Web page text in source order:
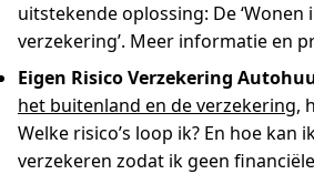
uitstekende oplossing: De
verzekering’. Meer informatie en
Eigen Risico Verzekering
het buitenland en de verzekering,
Welke risico’s loop ik? En hoe kan
verzekeren zodat ik geen